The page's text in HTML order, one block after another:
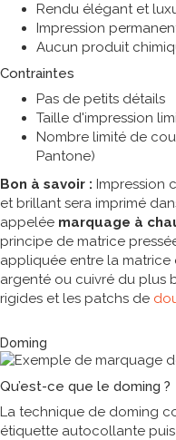
Rendu élégant et
Impression
Aucun produit
Contraintes
Pas de petits détails
Taille d'impression
Nombre limité de
Pantone)
Bon à savoir : Impression
et brillant sera imprimé
appelée marquage à
principe de matrice
appliquée entre la matrice
argenté ou cuivré du plus
rigides et les patchs de
Doming
Qu’est-ce que le doming ?
La technique de doming
étiquette autocollante